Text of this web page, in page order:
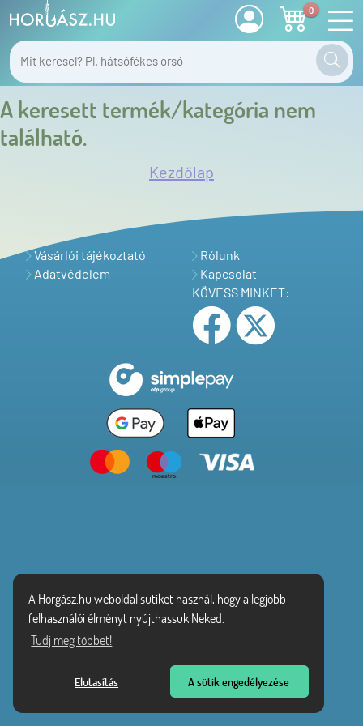
A Horgász.hu weboldal sütiket használ, hogy a legjobb
felhasználói élményt nyújthassuk Neked.
Tudj meg többet!
Elutasítás A sütik engedélyezése
0
A keresett termék/kategória nem
található.
Kezdőlap
Vásárlói tájékoztató
Adatvédelem
Rólunk
Kapcsolat
KÖVESS MINKET: